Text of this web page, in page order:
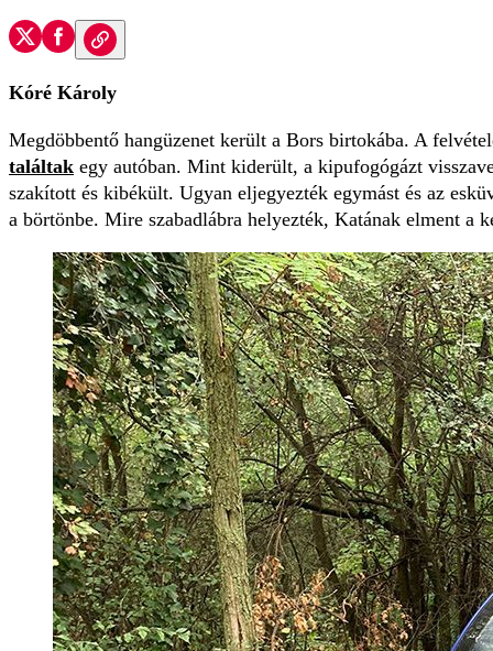
Kóré Károly
Megdöbbentő hangüzenet került a Bors birtokába. A
találtak egy autóban. Mint kiderült, a kipufogógázt
szakított és kibékült. Ugyan eljegyezték egymást és az
a börtönbe. Mire szabadlábra helyezték, Katának elment a